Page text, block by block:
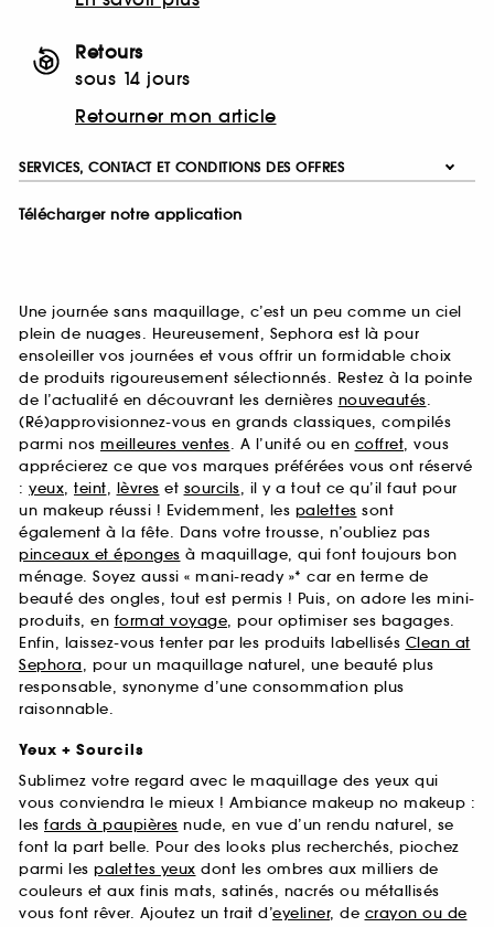
Retours
sous 14 jours
Retourner mon article
SERVICES, CONTACT ET CONDITIONS DES OFFRES
Télécharger notre application
Une journée sans maquillage, c’est un peu comme un ciel
plein de nuages. Heureusement, Sephora est là pour
ensoleiller vos journées et vous offrir un formidable choix
de produits rigoureusement sélectionnés. Restez à la pointe
de l’actualité en découvrant les dernières nouveautés.
(Ré)approvisionnez-vous en grands classiques, compilés
parmi nos meilleures ventes. A l’unité ou en coffret, vous
apprécierez ce que vos marques préférées vous ont réservé
: yeux, teint, lèvres et sourcils, il y a tout ce qu’il faut pour
un makeup réussi ! Evidemment, les palettes sont
également à la fête. Dans votre trousse, n’oubliez pas
pinceaux et éponges à maquillage, qui font toujours bon
ménage. Soyez aussi « mani-ready »* car en terme de
beauté des ongles, tout est permis ! Puis, on adore les mini-
produits, en format voyage, pour optimiser ses bagages.
Enfin, laissez-vous tenter par les produits labellisés Clean at
Sephora, pour un maquillage naturel, une beauté plus
responsable, synonyme d’une consommation plus
raisonnable.
Yeux + Sourcils
Sublimez votre regard avec le maquillage des yeux qui
vous conviendra le mieux ! Ambiance makeup no makeup :
les fards à paupières nude, en vue d’un rendu naturel, se
font la part belle. Pour des looks plus recherchés, piochez
parmi les palettes yeux dont les ombres aux milliers de
couleurs et aux finis mats, satinés, nacrés ou métallisés
vous font rêver. Ajoutez un trait d’eyeliner, de crayon ou de